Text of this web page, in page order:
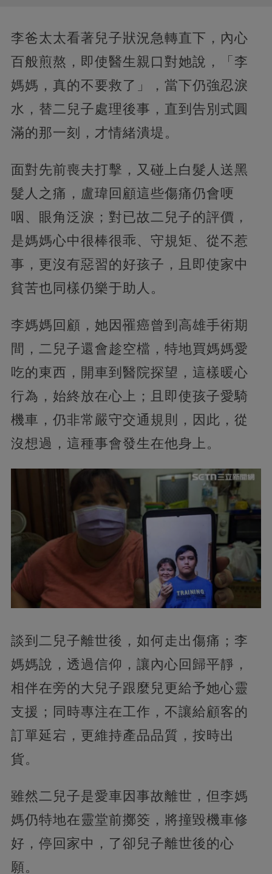
李爸太太看著兒子狀況急轉直下，內心
百般煎熬，即使醫生親口對她說，「李
媽媽，真的不要救了」，當下仍強忍淚
水，替二兒子處理後事，直到告別式圓
滿的那一刻，才情緒潰堤。
面對先前喪夫打擊，又碰上白髮人送黑
髮人之痛，盧瑋回顧這些傷痛仍會哽
咽、眼角泛淚；對已故二兒子的評價，
是媽媽心中很棒很乖、守規矩、從不惹
事，更沒有惡習的好孩子，且即使家中
貧苦也同樣仍樂于助人。
李媽媽回顧，她因罹癌曾到高雄手術期
間，二兒子還會趁空檔，特地買媽媽愛
吃的東西，開車到醫院探望，這樣暖心
行為，始終放在心上；且即使孩子愛騎
機車，仍非常嚴守交通規則，因此，從
沒想過，這種事會發生在他身上。
談到二兒子離世後，如何走出傷痛；李
媽媽說，透過信仰，讓內心回歸平靜，
相伴在旁的大兒子跟麼兒更給予她心靈
支援；同時專注在工作，不讓給顧客的
訂單延宕，更維持產品品質，按時出
貨。
雖然二兒子是愛車因事故離世，但李媽
媽仍特地在靈堂前擲筊，將撞毀機車修
好，停回家中，了卻兒子離世後的心
願。